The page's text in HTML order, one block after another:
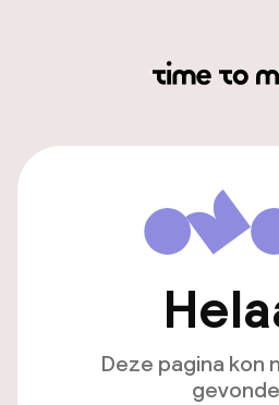
Deze pagina kon